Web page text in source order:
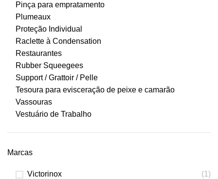
Pinça para empratamento
Plumeaux
Proteção Individual
Raclette à Condensation
Restaurantes
Rubber Squeegees
Support / Grattoir / Pelle
Tesoura para evisceração de peixe e camarão
Vassouras
Vestuário de Trabalho
Marcas
Victorinox (1)